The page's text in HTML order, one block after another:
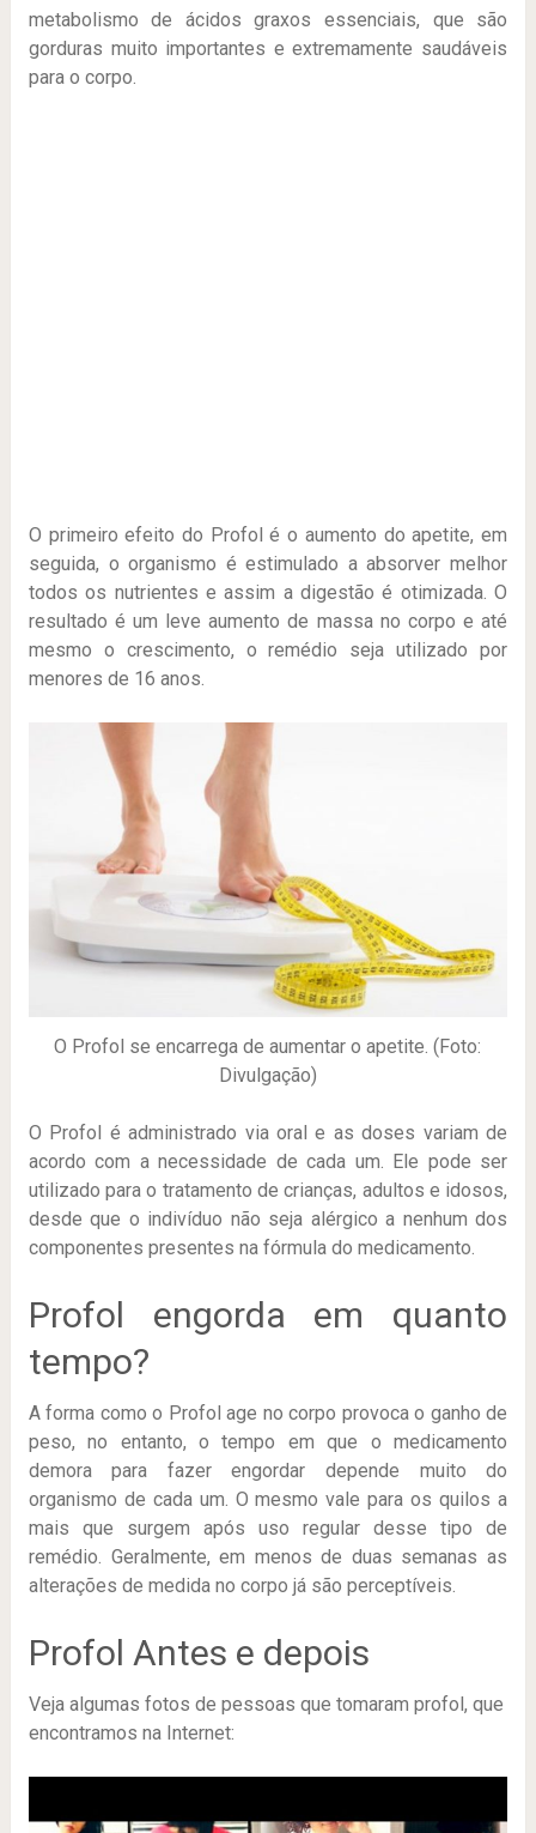
metabolismo de ácidos graxos essenciais, que são
gorduras muito importantes e extremamente saudáveis
para o corpo.
O primeiro efeito do Profol é o aumento do apetite, em
seguida, o organismo é estimulado a absorver melhor
todos os nutrientes e assim a digestão é otimizada. O
resultado é um leve aumento de massa no corpo e até
mesmo o crescimento, o remédio seja utilizado por
menores de 16 anos.
O Profol se encarrega de aumentar o apetite. (Foto:
Divulgação)
O Profol é administrado via oral e as doses variam de
acordo com a necessidade de cada um. Ele pode ser
utilizado para o tratamento de crianças, adultos e idosos,
desde que o indivíduo não seja alérgico a nenhum dos
componentes presentes na fórmula do medicamento.
Profol engorda em quanto
tempo?
A forma como o Profol age no corpo provoca o ganho de
peso, no entanto, o tempo em que o medicamento
demora para fazer engordar depende muito do
organismo de cada um. O mesmo vale para os quilos a
mais que surgem após uso regular desse tipo de
remédio. Geralmente, em menos de duas semanas as
alterações de medida no corpo já são perceptíveis.
Profol Antes e depois
Veja algumas fotos de pessoas que tomaram profol, que
encontramos na Internet: